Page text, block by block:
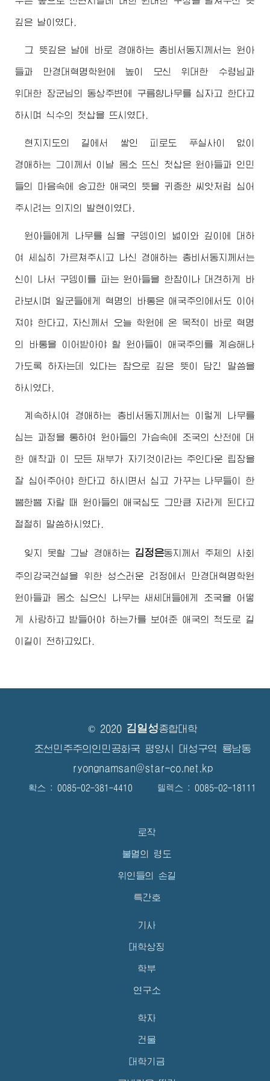
깊은 날이였다.
그 뜻깊은 날에 바로 경애하는 총비서동지께서는 원아
들과 만경대혁명학원에 높이 모신위대한 수령님 과
위대한 장군님 의 동상주변에 구름향나무를 심자고 한다고
하시며 식수의 첫삽을 뜨시였다.
현지지도의 길에서 쌓인 피로도 푸실사이 없이
경애하는 그이께서 이날 몸소 뜨신 첫삽은 원아들과 인민
들의 마음속에 숭고한 애국의 뜻을 귀중한 씨앗처럼 심어
주시려는 의지의 발현이였다.
원아들에게 나무를 심을 구뎅이의 넓이와 깊이에 대하
여 세심히 가르쳐주시고 나신 경애하는 총비서동지께서는
신이 나서 구뎅이를 파는 원아들을 한참이나 대견하게 바
라보시며 일군들에게 혁명의 바통은 애국주의에서도 이어
져야 한다고, 자신께서 오늘 학원에 온 목적이 바로 혁명
의 바통을 이어받아야 할 원아들이 애국주의를 계승해나
가도록 하자는데 있다는 참으로 깊은 뜻이 담긴 말씀을
하시였다.
계속하시여 경애하는 총비서동지께서 는 이렇게 나무를
심는 과정을 통하여 원아들의 가슴속에 조국의 산천에 대
한 애착과 이 모든 재부가 자기것이라는 주인다운 립장을
잘 심어주어야 한다고 하시면서 심고 가꾸는 나무들이 한
뽐한뽐 자랄 때 원아들의 애국심도 그만큼 자라게 된다고
절절히 말씀하시였다.
잊지 못할 그날 경애하는 김정은동지께서 주체의 사회
주의강국건설을 위한 성스러운 려정에서 만경대혁명학원
원아들과 몸소 심으신 나무는 새세대들에게 조국을 어떻
게 사랑하고 받들어야 하는가를 보여준 애국의 척도로 길
이길이 전하고있다.
© 2020 김일성종합대학
조선민주주의인민공화국 평양시 대성구역 룡남동
ryongnamsan@star-co.net.kp
확스 : 0085-02-381-4410 텔렉스 : 0085-02-18111
로작
불멸의 령도
위인들의 손길
특간호
기사
대학상징
학부
연구소
학자
건물
대학기금